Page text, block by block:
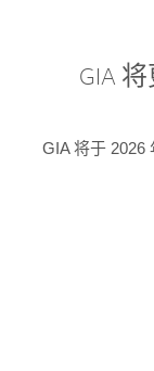
GIA
GIA 将于 2026